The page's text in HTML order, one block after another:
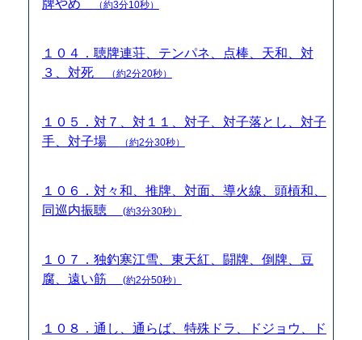
牌やめ
（約3分10秒）
１０４．聴牌連荘、テンパネ、点棒、天和、対
３、対死
（約2分20秒）
１０５．対７、対１１、対子、対子落とし、対子
手、対子場
（約2分30秒）
１０６．対々和、推牌、対面、導火線、頭槓和、
同巡内振聴
(約3分30秒）
１０７．独釣寒江雪、東天紅、闘牌、倒牌、豆
腐、遠い筋
(約2分50秒）
１０８．通し、通らば、特殊ドラ、ドジョウ、ド